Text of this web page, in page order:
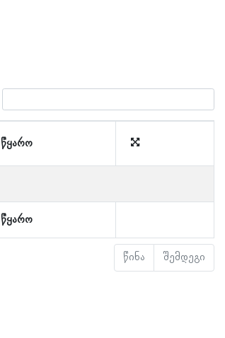
წყარო
წყარო
წინა შემდეგი